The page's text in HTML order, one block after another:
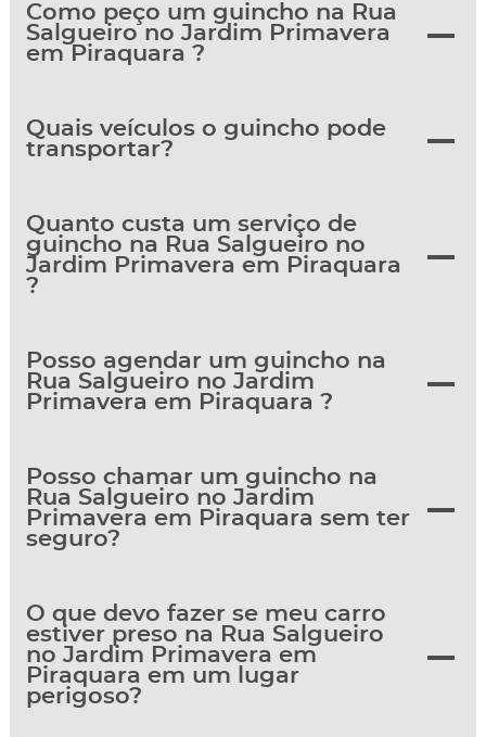
Como peço um guincho na Rua
Salgueiro no Jardim Primavera
em Piraquara ?
Quais veículos o guincho pode
transportar?
Quanto custa um serviço de
guincho na Rua Salgueiro no
Jardim Primavera em Piraquara
?
Posso agendar um guincho na
Rua Salgueiro no Jardim
Primavera em Piraquara ?
Posso chamar um guincho na
Rua Salgueiro no Jardim
Primavera em Piraquara sem ter
seguro?
O que devo fazer se meu carro
estiver preso na Rua Salgueiro
no Jardim Primavera em
Piraquara em um lugar
perigoso?